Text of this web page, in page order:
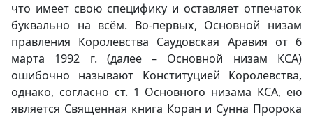
что имеет свою специфику и оставляет отпечаток
буквально на всём. Во-первых, Основной низам
правления Королевства Саудовская Аравия от 6
марта 1992 г. (далее – Основной низам КСА)
ошибочно называют Конституцией Королевства,
однако, согласно ст. 1 Основного низама КСА, ею
является Священная книга Коран и Сунна Пророка